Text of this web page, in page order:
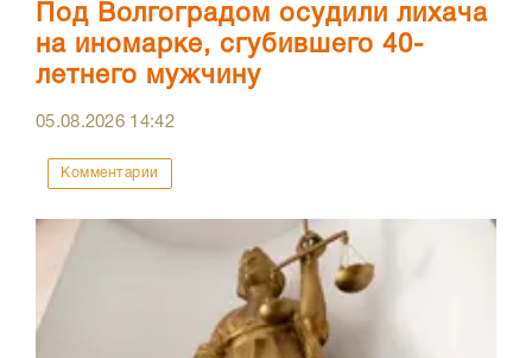
Под Волгоградом осудили лихача
на иномарке, сгубившего 40-
летнего мужчину
05.08.2026 14:42
Комментарии